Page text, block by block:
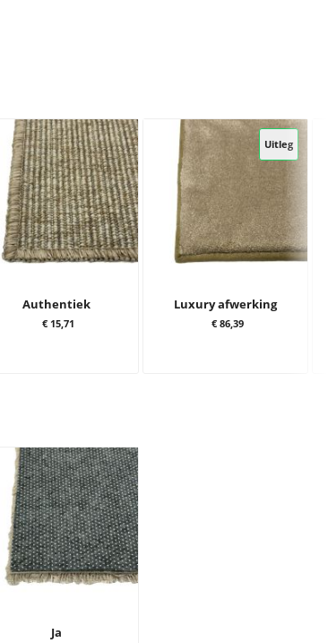
Authentiek
€ 15,71
Uitleg
Luxury afwerking
€ 86,39
Ja